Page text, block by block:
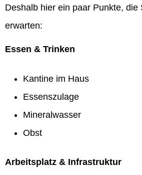
Deshalb hier ein paar Punkte, die
erwarten:
Essen & Trinken
Kantine im Haus
Essenszulage
Mineralwasser
Obst
Arbeitsplatz & Infrastruktur